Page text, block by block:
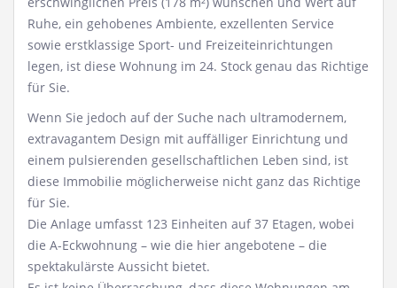
Ruhe, ein gehobenes Ambiente, exzellenten Service
sowie erstklassige Sport- und Freizeiteinrichtungen
legen, ist diese Wohnung im 24. Stock genau das Richtige
für Sie.
Wenn Sie jedoch auf der Suche nach ultramodernem,
extravagantem Design mit auffälliger Einrichtung und
einem pulsierenden gesellschaftlichen Leben sind, ist
diese Immobilie möglicherweise nicht ganz das Richtige
für Sie.
Die Anlage umfasst 123 Einheiten auf 37 Etagen, wobei
die A-Eckwohnung – wie die hier angebotene – die
spektakulärste Aussicht bietet.